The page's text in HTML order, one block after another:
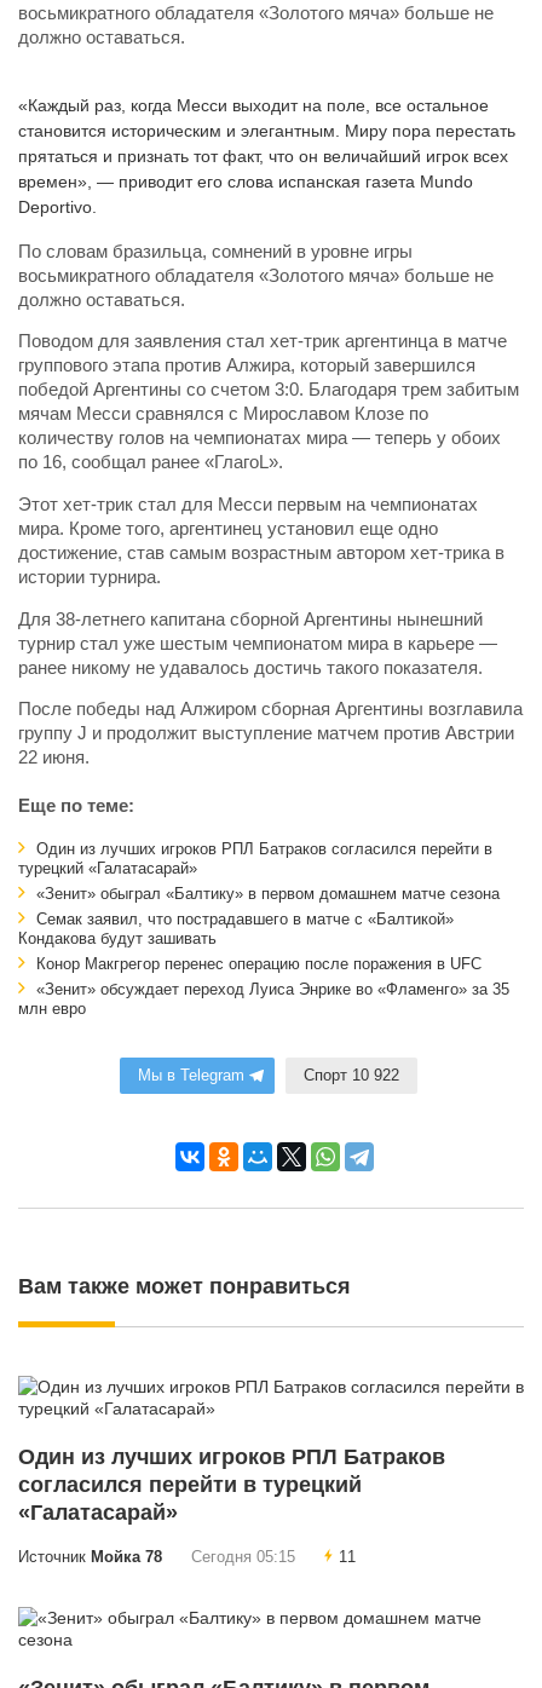
восьмикратного обладателя «Золотого мяча» больше не
должно оставаться.
«Каждый раз, когда Месси выходит на поле, все остальное
становится историческим и элегантным. Миру пора перестать
прятаться и признать тот факт, что он величайший игрок всех
времен», — приводит его слова испанская газета Mundo
Deportivo.
По словам бразильца, сомнений в уровне игры
восьмикратного обладателя «Золотого мяча» больше не
должно оставаться.
Поводом для заявления стал хет-трик аргентинца в матче
группового этапа против Алжира, который завершился
победой Аргентины со счетом 3:0. Благодаря трем забитым
мячам Месси сравнялся с Мирославом Клозе по
количеству голов на чемпионатах мира — теперь у обоих
по 16, сообщал ранее «ГлагоL».
Этот хет-трик стал для Месси первым на чемпионатах
мира. Кроме того, аргентинец установил еще одно
достижение, став самым возрастным автором хет-трика в
истории турнира.
Для 38-летнего капитана сборной Аргентины нынешний
турнир стал уже шестым чемпионатом мира в карьере —
ранее никому не удавалось достичь такого показателя.
После победы над Алжиром сборная Аргентины возглавила
группу J и продолжит выступление матчем против Австрии
22 июня.
Еще по теме:
Один из лучших игроков РПЛ Батраков согласился перейти в
турецкий «Галатасарай»
«Зенит» обыграл «Балтику» в первом домашнем матче сезона
Семак заявил, что пострадавшего в матче с «Балтикой»
Кондакова будут зашивать
Конор Макгрегор перенес операцию после поражения в UFC
«Зенит» обсуждает переход Луиса Энрике во «Фламенго» за 35
млн евро
Мы в Telegram Спорт 10 922
Вам также может понравиться
Один из лучших игроков РПЛ Батраков
согласился перейти в турецкий
«Галатасарай»
Источник Мойка 78 Сегодня 05:15 11